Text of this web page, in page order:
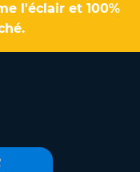
l'éclair et 100%